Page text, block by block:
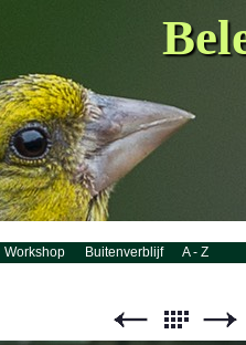
Workshop Buitenverblijf A - Z